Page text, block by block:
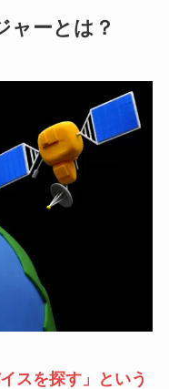
ャーとは？
スを探す」という